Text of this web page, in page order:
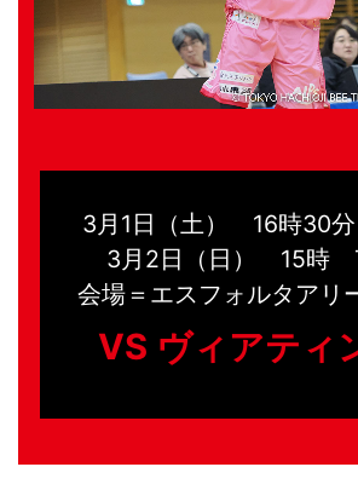
3月1日（土） 16時30
3月2日（日） 15時
会場＝エスフォルタアリ
VS ヴィアティ